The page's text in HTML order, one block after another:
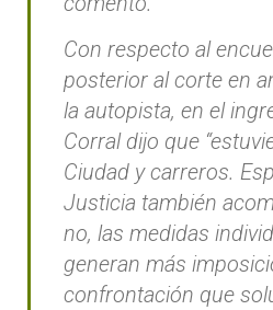
Con respecto al
posterior al corte en
la autopista, en el
Corral dijo que
Ciudad y carreros.
Justicia también
no, las medidas
generan más
confrontación que